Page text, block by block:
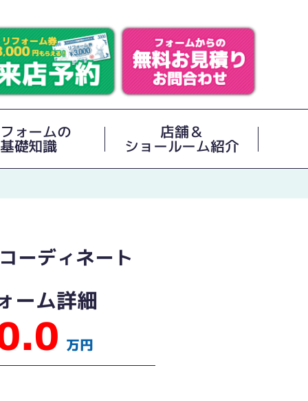
ォームの
基礎知識
店舗＆
ショールーム紹介
ーディネート
ーム詳細
万円